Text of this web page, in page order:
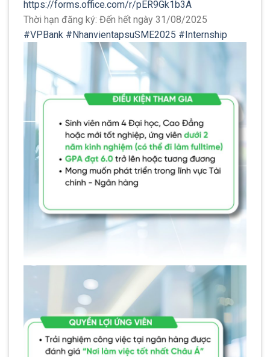
https://forms.office.com/r/pER9Gk1b3A
Thời hạn đăng ký: Đến hết ngày 31/08/2025
#VPBank #NhanvientapsuSME2025 #Internship